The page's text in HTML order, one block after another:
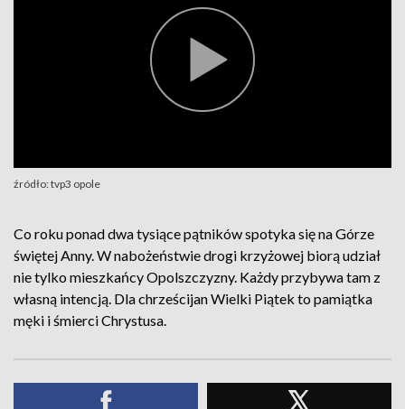
źródło: tvp3 opole
Co roku ponad dwa tysiące pątników spotyka się na Górze
świętej Anny. W nabożeństwie drogi krzyżowej biorą udział
nie tylko mieszkańcy Opolszczyzny. Każdy przybywa tam z
własną intencją. Dla chrześcijan Wielki Piątek to pamiątka
męki i śmierci Chrystusa.